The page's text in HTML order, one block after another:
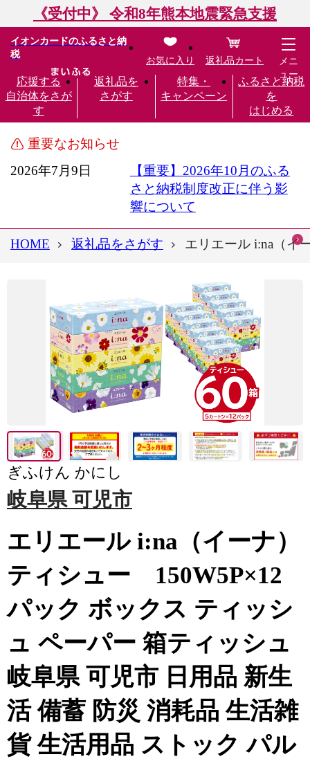
《受付中》 令和8年熊本地震緊急支援
イオンカードのふるさと納
税
応援する
自治体をさが
す
返礼品を
さがす
特集・
キャンペーン
ふるさと納税
を
はじめる
お気に入り 返礼品カート
メニ
ュー
重要なお知らせ
2026年7月9日
【重要】2026年10月のふる
さと納税制度改正に伴う影
響について
HOME 返礼品をさがす エリエール i:na（イ
ぎふけん かにし
岐阜県 可児市
エリエール i:na（イーナ）
ティシュー 150W5P×12
パック ボックス ティッシ
ュ ペーパー 箱ティッシュ
岐阜県 可児市 日用品 新生
活 備蓄 防災 消耗品 生活雑
貨 生活用品 ストック パル